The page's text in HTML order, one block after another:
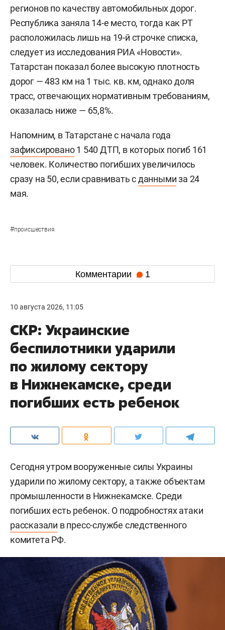
регионов по качеству автомобильных дорог.
Республика заняла 14-е место, тогда как РТ
расположилась лишь на 19-й строчке списка,
следует из исследования РИА «Новости».
Татарстан показал более высокую плотность
дорог — 483 км на 1 тыс. кв. км, однако доля
трасс, отвечающих нормативным требованиям,
оказалась ниже — 65,8%.
Напомним, в Татарстане с начала года
зафиксировано1 540 ДТП, в которых погиб 161
человек. Количество погибших увеличилось
сразу на 50, если сравнивать сданнымиза 24
мая.
#происшествия
Комментарии 1
10 августа 2026, 11:05
СКР: Украинские
беспилотники ударили
по жилому сектору
в Нижнекамске, среди
погибших есть ребенок
Сегодня утром вооруженные силы Украины
ударили по жилому сектору, а также объектам
промышленности в Нижнекамске. Среди
погибших есть ребенок. О подробностях атаки
рассказали в пресс-службе следственного
комитета РФ.